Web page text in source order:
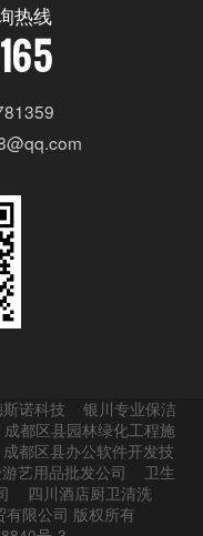
热线
诺科技
银川专业保洁
成都区县园林绿化工程施
成都区县办公软件开发技
艺用品批发公司
卫生
四川酒店厨卫清洗
限公司 版权所有